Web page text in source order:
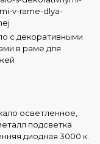
с декоративными
в раме для